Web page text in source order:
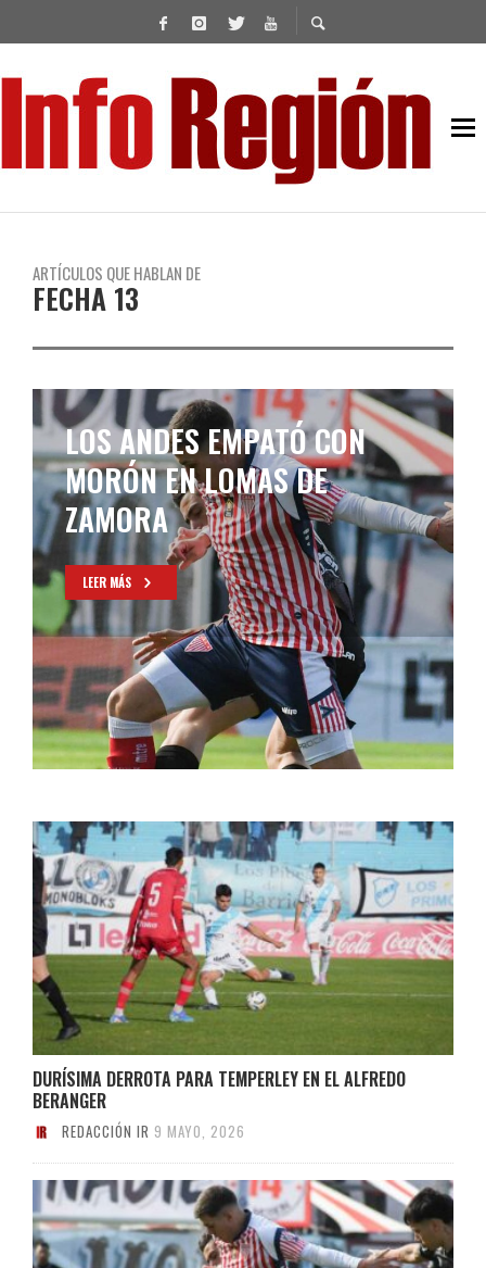
ARTÍCULOS QUE HABLAN DE
FECHA 13
LOS ANDES ENFRENTA AL
LÍDER EN EL NUEVO
FRANCISCO URBANO
LEER MÁS
DURÍSIMA DERROTA PARA TEMPERLEY EN EL ALFREDO
BERANGER
REDACCIÓN IR 9 MAYO, 2026